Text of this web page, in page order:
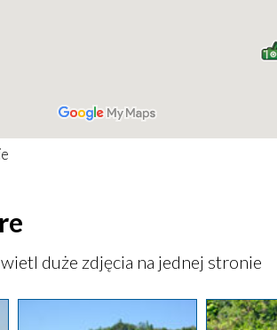
duże zdjęcia na jednej stronie